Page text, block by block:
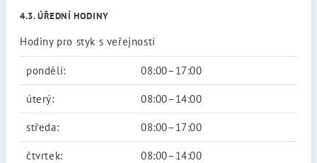
4.3. ÚŘEDNÍ HODINY
Hodiny pro styk s veřejností
pondělí: 08:00–17:00
úterý: 08:00–14:00
středa: 08:00–17:00
čtvrtek: 08:00–14:00